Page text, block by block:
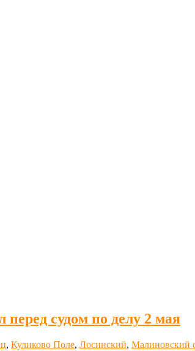
перед судом по делу 2 мая
, Куликово Поле, Лосинский, Малиновский